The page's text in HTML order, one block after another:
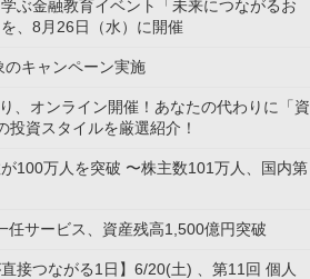
ぶ金融教育イベント「未来につながるお
、8月26日（水）に開催
キャンペーン実施
、オンライン開催！あなたの代わりに「資
投資スタイルを厳選紹介！
が100万人を突破 〜株主数101万人、国内第
任サービス、資産残高1,500億円突破
直接つながる1日】6/20(土) 、第11回 個人